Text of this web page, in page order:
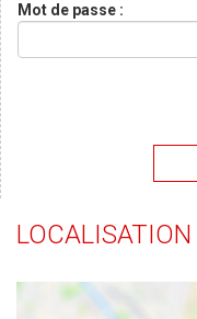
Mot de passe :
LOCALISATION